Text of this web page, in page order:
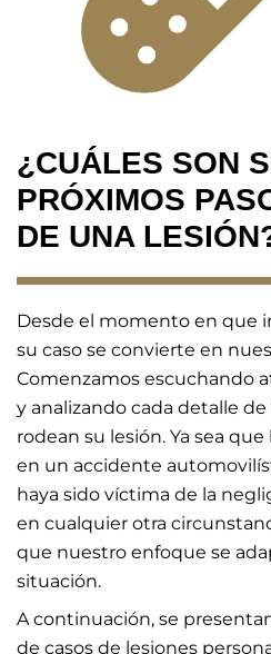
¿CUÁLES SON
PRÓXIMOS
DE UNA
Desde el momento en que
su caso se convierte en
Comenzamos escuchando
y analizando cada detalle
rodean su lesión. Ya sea
en un accidente
haya sido víctima de la
en cualquier otra
que nuestro enfoque se
situación.
A continuación, se
de casos de lesiones